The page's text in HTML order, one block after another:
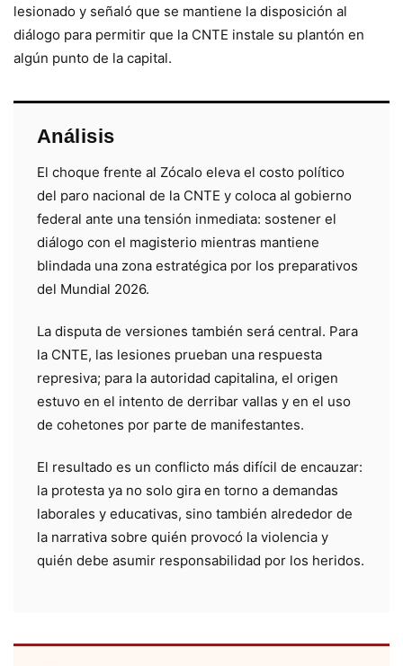
lesionado y señaló que se mantiene la disposición al
diálogo para permitir que la CNTE instale su plantón en
algún punto de la capital.
Análisis
El choque frente al Zócalo eleva el costo político
del paro nacional de la CNTE y coloca al gobierno
federal ante una tensión inmediata: sostener el
diálogo con el magisterio mientras mantiene
blindada una zona estratégica por los preparativos
del Mundial 2026.
La disputa de versiones también será central. Para
la CNTE, las lesiones prueban una respuesta
represiva; para la autoridad capitalina, el origen
estuvo en el intento de derribar vallas y en el uso
de cohetones por parte de manifestantes.
El resultado es un conflicto más difícil de encauzar:
la protesta ya no solo gira en torno a demandas
laborales y educativas, sino también alrededor de
la narrativa sobre quién provocó la violencia y
quién debe asumir responsabilidad por los heridos.